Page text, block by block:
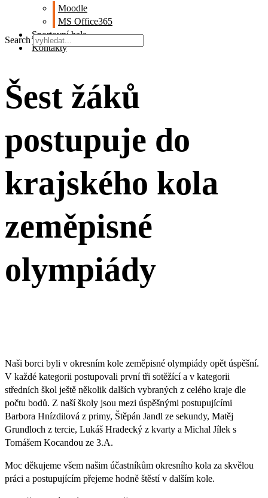
Moodle
MS Office365
Sportovní hala
Kontakty
Search
Šest žáků
postupuje do
krajského kola
zeměpisné
olympiády
Naši borci byli v okresním kole zeměpisné olympiády opět úspěšní.
V každé kategorii postupovali první tři sotěžící a v kategorii
středních škol ještě několik dalších vybraných z celého kraje dle
počtu bodů. Z naší školy jsou mezi úspěšnými postupujícími
Barbora Hnízdilová z primy, Štěpán Jandl ze sekundy, Matěj
Grundloch z tercie, Lukáš Hradecký z kvarty a Michal Jílek s
Tomášem Kocandou ze 3.A.
Moc děkujeme všem našim účastníkům okresního kola za skvělou
práci a postupujícím přejeme hodně štěstí v dalším kole.